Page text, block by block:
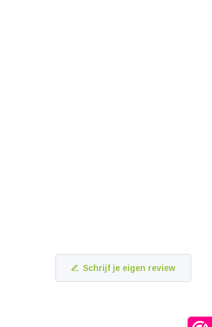
Schrijf je eigen review